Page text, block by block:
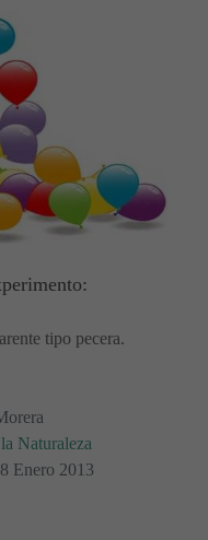
tipo pecera.
Naturaleza
Enero 2013